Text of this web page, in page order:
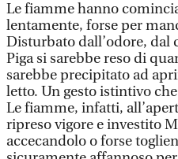
Le fiamme hanno
lentamente, forse per
Disturbato dall’odore, dal
Piga si sarebbe reso di
sarebbe precipitato ad
letto. Un gesto istintivo
Le fiamme, infatti,
ripreso vigore e investito
accecandolo o forse